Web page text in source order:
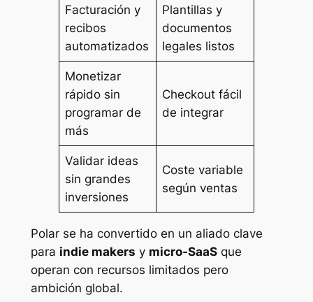
Facturación y
recibos
automatizados
Plantillas y
documentos
legales listos
Monetizar
rápido sin
programar de
más
Checkout fácil
de integrar
Validar ideas
sin grandes
inversiones
Coste variable
según ventas
Polar se ha convertido en un aliado clave
para indie makers y micro-SaaSque
operan con recursos limitados pero
ambición global.